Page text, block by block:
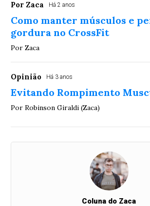
Por Zaca Há 2 anos
Como manter músculos e
gordura no CrossFit
Por Zaca
Opinião Há 3 anos
Evitando Rompimento
Por Robinson Giraldi (Zaca)
Coluna do Zaca